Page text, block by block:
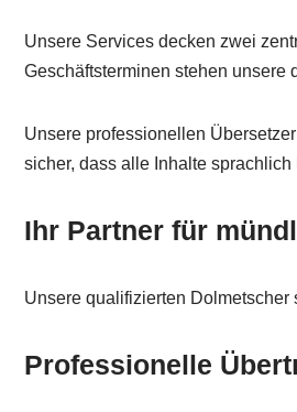
Unsere Services decken zwei
Geschäftsterminen stehen unsere
Unsere professionellen
sicher, dass alle Inhalte
Ihr Partner für
Unsere qualifizierten
Professionelle